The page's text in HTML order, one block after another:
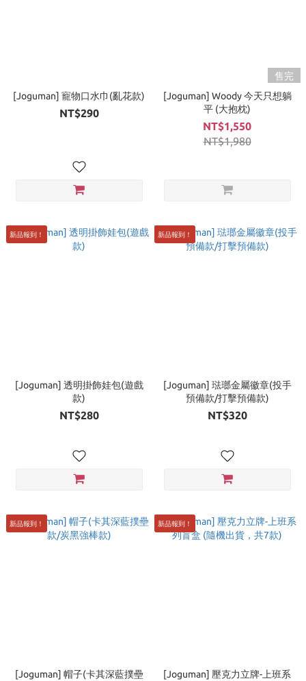
[Joguman] 寵物口水巾(亂花款)
NT$290
售完
[Joguman] Woody 今天只想躺
平 (大抱枕)
NT$1,550
NT$1,980
新品報到！
[Joguman] 透明掛飾娃包(遊戲
款)
NT$280
新品報到！
[Joguman] 琺瑯金屬徽章(投手
預備款/打擊預備款)
NT$320
新品報到！
[Joguman] 帽子(卡其深藍撲壘
新品報到！
[Joguman] 壓克力立牌-上班系